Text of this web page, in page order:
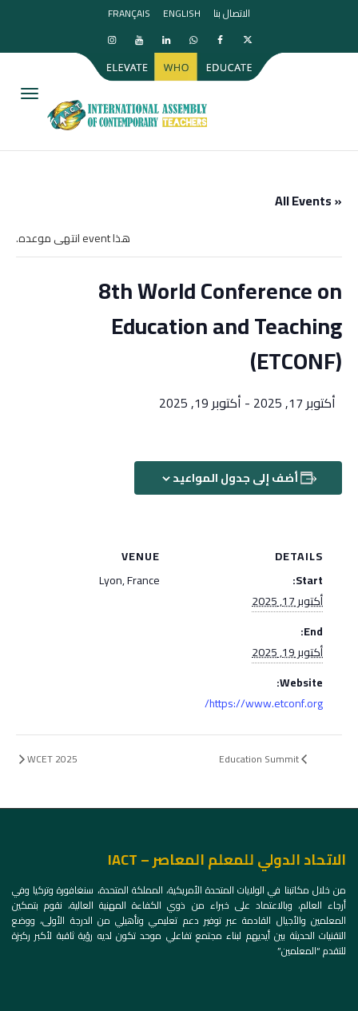
الاتصال بنا ENGLISH
FRANÇAIS
« All Events
هذا event انتهى موعده.
8th World Conference on
Education and Teaching
(ETCONF)
أكتوبر 17, 2025 - أكتوبر 19, 2025
أضف إلى جدول المواعيد
DETAILS
Start:
أكتوبر 17, 2025
End:
أكتوبر 19, 2025
Website:
https://www.etconf.org/
VENUE
Lyon, France
WCET 2025
الاتحاد الدولي للمعلم المعاصر – IACT
من خلال مكاتبنا في الولايات المتحدة الأمريكية، المملكة المتحدة، سنغافورة وتركيا وفي
أرجاء العالم، وبالاعتماد على خبراء من ذوي الكفاءة المهنية العالية، نقوم بتمكين
المعلمين والأجيال القادمة عبر توفير دعم تعليمي وتأهيلي من الدرجة الأولى، ووضع
التقنيات الحديثة بين أيديهم لبناء مجتمع تفاعلي موحد تكون لديه رؤية ثاقبة لأكبر ركيزة
للتقدم “المعلمين”